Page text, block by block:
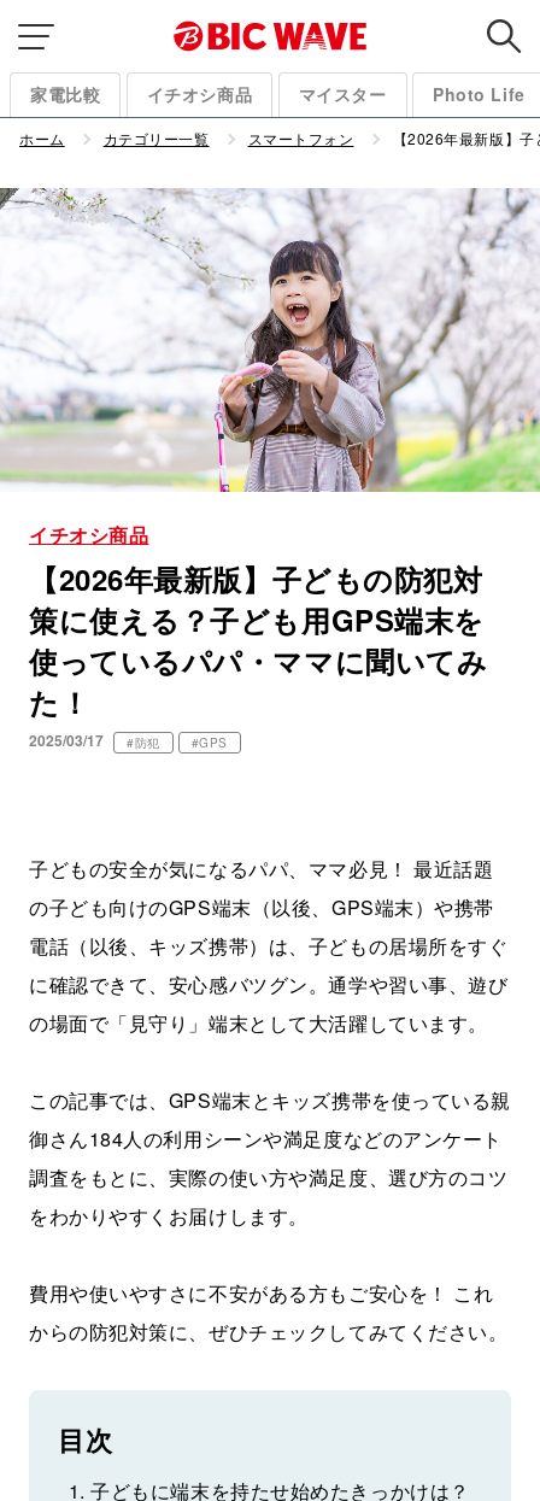
家電比較 イチオシ商品 マイスター Photo Life
ホーム カテゴリー一覧 スマートフォン 【2026年最新版】
イチオシ商品
【2026年最新版】子どもの防犯対
策に使える？子ども用GPS端末を
使っているパパ・ママに聞いてみ
た！
2025/03/17 #防犯 #GPS
子どもの安全が気になるパパ、ママ必見！ 最近話題
の子ども向けのGPS端末（以後、GPS端末）や携帯
電話（以後、キッズ携帯）は、子どもの居場所をすぐ
に確認できて、安心感バツグン。通学や習い事、遊び
の場面で「見守り」端末として大活躍しています。
この記事では、GPS端末とキッズ携帯を使っている親
御さん184人の利用シーンや満足度などのアンケート
調査をもとに、実際の使い方や満足度、選び方のコツ
をわかりやすくお届けします。
費用や使いやすさに不安がある方もご安心を！ これ
からの防犯対策に、ぜひチェックしてみてください。
目次
子どもに端末を持たせ始めたきっかけは？